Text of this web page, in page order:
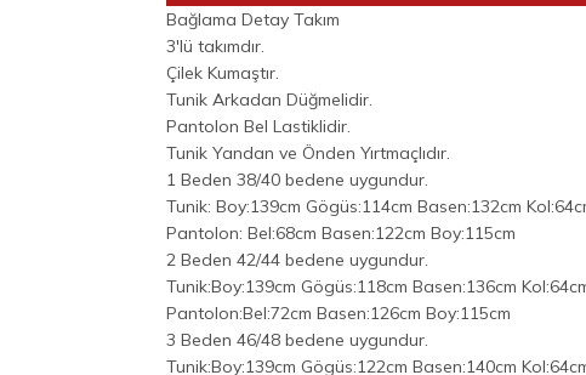
Bağlama Detay Takım
3'lü takımdır.
Çilek Kumaştır.
Tunik Arkadan Düğmelidir.
Pantolon Bel Lastiklidir.
Tunik Yandan ve Önden Yırtmaçlıdır.
1 Beden 38/40 bedene uygundur.
Tunik: Boy:139cm Gögüs:114cm Basen:132cm
Pantolon: Bel:68cm Basen:122cm Boy:115cm
2 Beden 42/44 bedene uygundur.
Tunik:Boy:139cm Gögüs:118cm Basen:136cm
Pantolon:Bel:72cm Basen:126cm Boy:115cm
3 Beden 46/48 bedene uygundur.
Tunik:Boy:139cm Gögüs:122cm Basen:140cm